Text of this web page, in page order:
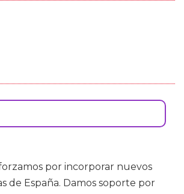
por incorporar nuevos
de España. Damos soporte por